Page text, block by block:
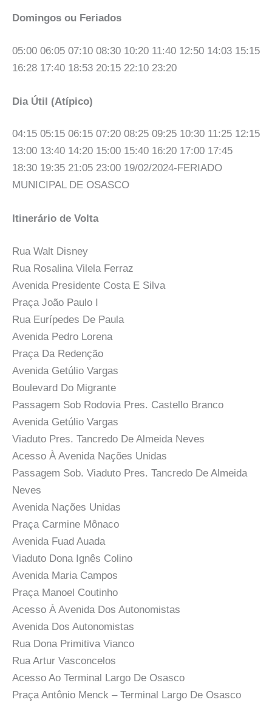
Domingos ou Feriados
05:00 06:05 07:10 08:30 10:20 11:40 12:50 14:03 15:15
16:28 17:40 18:53 20:15 22:10 23:20
Dia Útil (Atípico)
04:15 05:15 06:15 07:20 08:25 09:25 10:30 11:25 12:15
13:00 13:40 14:20 15:00 15:40 16:20 17:00 17:45
18:30 19:35 21:05 23:00 19/02/2024-FERIADO
MUNICIPAL DE OSASCO
Itinerário de Volta
Rua Walt Disney
Rua Rosalina Vilela Ferraz
Avenida Presidente Costa E Silva
Praça João Paulo I
Rua Eurípedes De Paula
Avenida Pedro Lorena
Praça Da Redenção
Avenida Getúlio Vargas
Boulevard Do Migrante
Passagem Sob Rodovia Pres. Castello Branco
Avenida Getúlio Vargas
Viaduto Pres. Tancredo De Almeida Neves
Acesso À Avenida Nações Unidas
Passagem Sob. Viaduto Pres. Tancredo De Almeida
Neves
Avenida Nações Unidas
Praça Carmine Mônaco
Avenida Fuad Auada
Viaduto Dona Ignês Colino
Avenida Maria Campos
Praça Manoel Coutinho
Acesso À Avenida Dos Autonomistas
Avenida Dos Autonomistas
Rua Dona Primitiva Vianco
Rua Artur Vasconcelos
Acesso Ao Terminal Largo De Osasco
Praça Antônio Menck – Terminal Largo De Osasco